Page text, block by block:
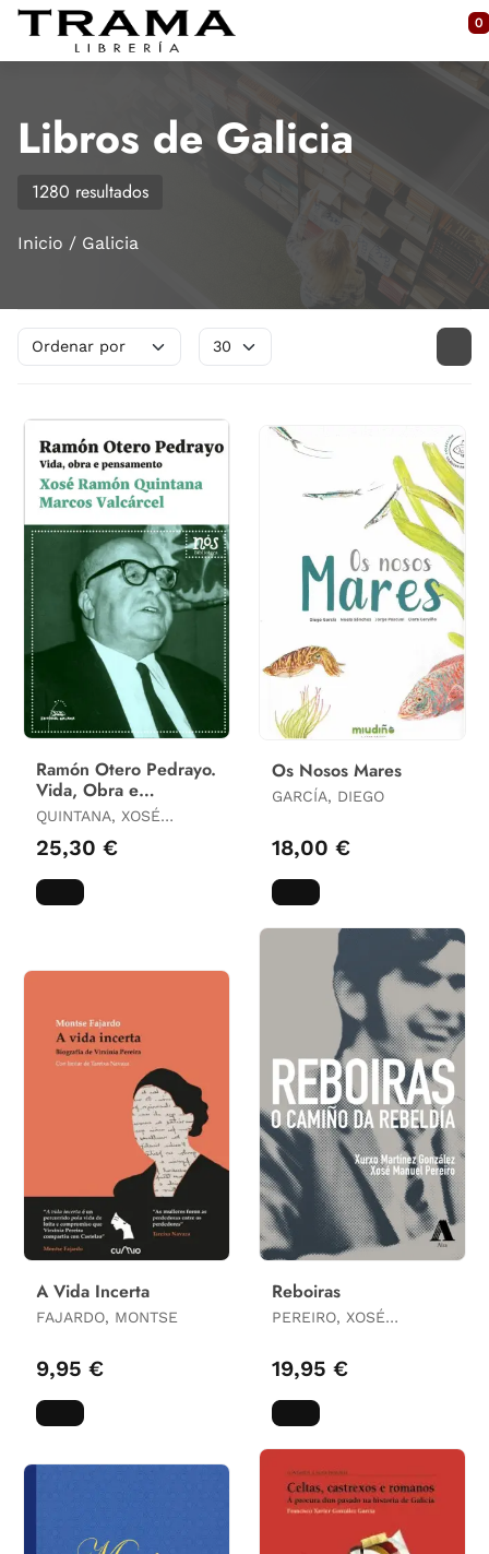
Saltar al contenido principal
0
Libros de Galicia
1280 resultados
Inicio Galicia
Ramón Otero Pedrayo.
Vida, Obra e
Pensamento
QUINTANA, XOSÉ
RAMÓN / VALCÁRCEL,
MARCOS
25,30 €
Os Nosos Mares
GARCÍA, DIEGO
18,00 €
A Vida Incerta
FAJARDO, MONTSE
9,95 €
Reboiras
PEREIRO, XOSÉ
GONZÁLEZ, XURXO
19,95 €